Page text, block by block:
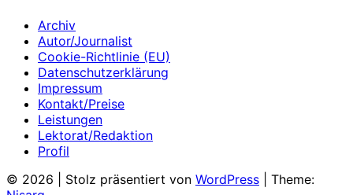
Archiv
Autor/Journalist
Cookie-Richtlinie (EU)
Datenschutzerklärung
Impressum
Kontakt/Preise
Leistungen
Lektorat/Redaktion
Profil
© 2026
Stolz präsentiert von WordPress
Theme: